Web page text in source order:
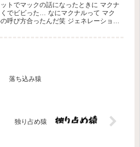
トでマックの話になったときに マクナ
でビビった… なにマクナルって マク
呼び方合ったんだ笑 ジェネレーション
落ち込み猿
独り占め猿